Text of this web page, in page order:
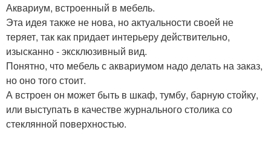
Аквариум, встроенный в мебель.
Эта идея также не нова, но актуальности своей не
теряет, так как придает интерьеру действительно,
изысканно - эксклюзивный вид.
Понятно, что мебель с аквариумом надо делать на заказ,
но оно того стоит.
А встроен он может быть в шкаф, тумбу, барную стойку,
или выступать в качестве журнального столика со
стеклянной поверхностью.